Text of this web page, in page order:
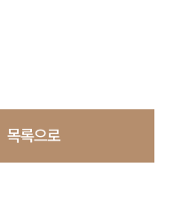
목록으로